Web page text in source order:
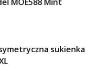
sukienka